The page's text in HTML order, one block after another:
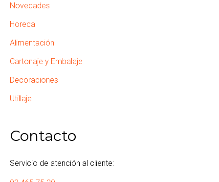
Novedades
Horeca
Alimentación
Cartonaje y Embalaje
Decoraciones
Utillaje
Contacto
Servicio de atención al cliente: